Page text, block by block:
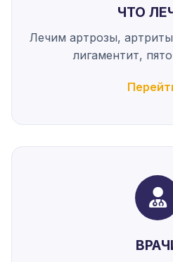
ЧТО
Лечим артрозы,
лигаментит,